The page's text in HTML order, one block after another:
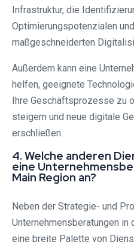
Infrastruktur, die
Optimierungspotenzialen
maßgeschneiderten
Außerdem kann eine
helfen, geeignete
Ihre Geschäftsprozesse zu
steigern und neue digitale
erschließen.
4. Welche anderen
eine
Main Region an?
Neben der Strategie- und
Unternehmensberatungen
eine breite Palette von